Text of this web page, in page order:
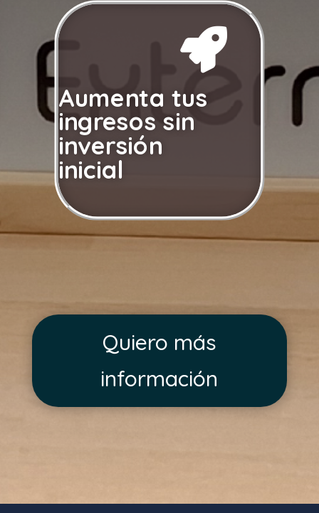

Aumenta tus
ingresos sin
inversión
inicial
Quiero más
información